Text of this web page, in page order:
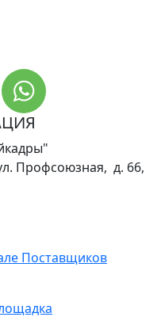
Профсоюзная, д. 66,